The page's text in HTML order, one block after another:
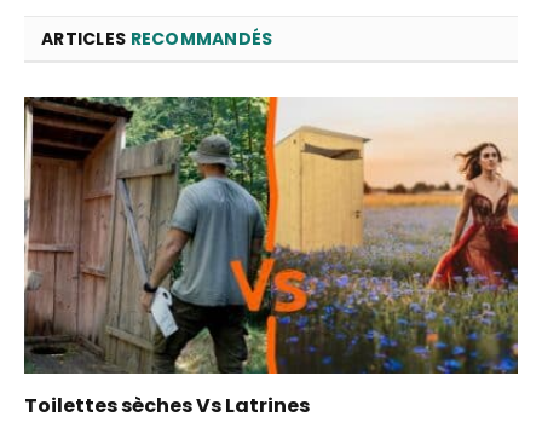
ARTICLES RECOMMANDÉS
Toilettes sèches Vs Latrines